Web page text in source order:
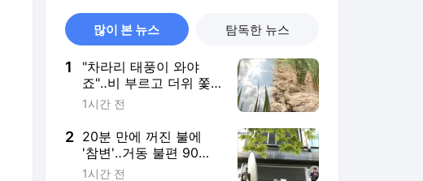
많이 본 뉴스 탐독한 뉴스
1
"차라리 태풍이 와야
죠"‥비 부르고 더위 쫓
을 '효자 태풍'은 언제?
1시간 전
2 20분 만에 꺼진 불에
'참변'‥거동 불편 90대
·60대 모녀 숨져
1시간 전